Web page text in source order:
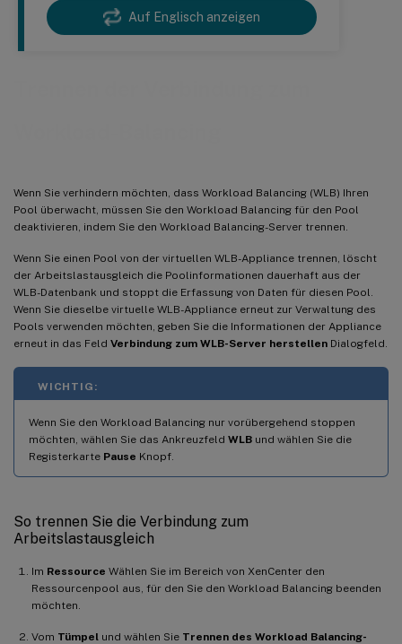
Auf Englisch anzeigen
Wenn Sie verhindern möchten, dass Workload Balancing (WLB) Ihren
Pool überwacht, müssen Sie den Workload Balancing für den Pool
deaktivieren, indem Sie den Workload Balancing-Server trennen.
Wenn Sie einen Pool von der virtuellen WLB-Appliance trennen, löscht
der Arbeitslastausgleich die Poolinformationen dauerhaft aus der
WLB-Datenbank und stoppt die Erfassung von Daten für diesen Pool.
Wenn Sie dieselbe virtuelle WLB-Appliance erneut zur Verwaltung des
Pools verwenden möchten, geben Sie die Informationen der Appliance
erneut in das Feld Verbindung zum WLB-Server herstellen Dialogfeld.
WICHTIG:
Wenn Sie den Workload Balancing nur vorübergehend stoppen
möchten, wählen Sie das Ankreuzfeld WLB und wählen Sie die
Registerkarte Pause Knopf.
So trennen Sie die Verbindung zum
Arbeitslastausgleich
Im Ressource Wählen Sie im Bereich von XenCenter den
Ressourcenpool aus, für den Sie den Workload Balancing beenden
möchten.
Vom Tümpel und wählen Sie Trennen des Workload Balancing-